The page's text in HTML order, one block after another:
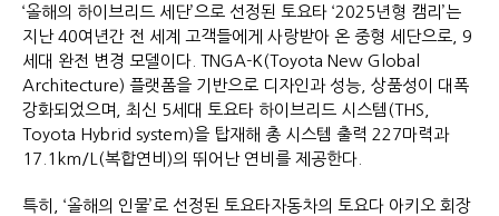
‘올해의 하이브리드 세단’으로 선정된 토요타 ‘2025년형 캠리’는
지난 40여년간 전 세계 고객들에게 사랑받아 온 중형 세단으로, 9
세대 완전 변경 모델이다. TNGA-K(Toyota New Global
Architecture) 플랫폼을 기반으로 디자인과 성능, 상품성이 대폭
강화되었으며, 최신 5세대 토요타 하이브리드 시스템(THS,
Toyota Hybrid system)을 탑재해 총 시스템 출력 227마력과
17.1km/L(복합연비)의 뛰어난 연비를 제공한다.
특히, ‘올해의 인물’로 선정된 토요타자동차의 토요다 아키오 회장